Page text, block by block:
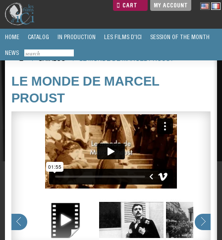
CART MY ACCOUNT
HOME CATALOG IN PRODUCTION LES FILMS D'ICI SESSION OF THE MONTH
NEWS
/
CATALOG / LE MONDE DE MARCEL PROUST
LE MONDE DE MARCEL
PROUST